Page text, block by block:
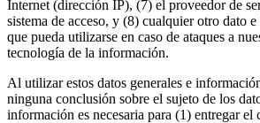
Internet (dirección IP), (7) el proveedor de
sistema de acceso, y (8) cualquier otro dato
que pueda utilizarse en caso de ataques a
tecnología de la información.
Al utilizar estos datos generales e
ninguna conclusión sobre el sujeto de los
información es necesaria para (1) entregar el